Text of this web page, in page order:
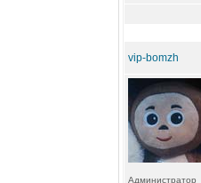
vip-bomzh
Администратор